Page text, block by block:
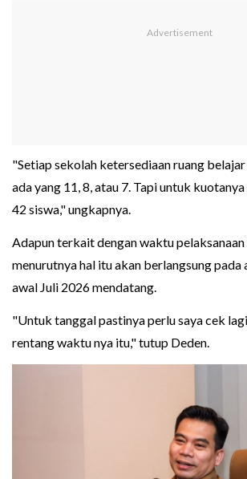
"Setiap sekolah ketersediaan ruang
ada yang 11, 8, atau 7. Tapi untuk
42 siswa," ungkapnya.
Adapun terkait dengan waktu
menurutnya hal itu akan berlangsung pada
awal Juli 2026 mendatang.
"Untuk tanggal pastinya perlu saya cek
rentang waktu nya itu," tutup Deden.